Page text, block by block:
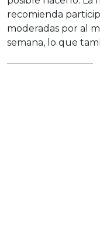
recomienda
moderadas por al
semana, lo que